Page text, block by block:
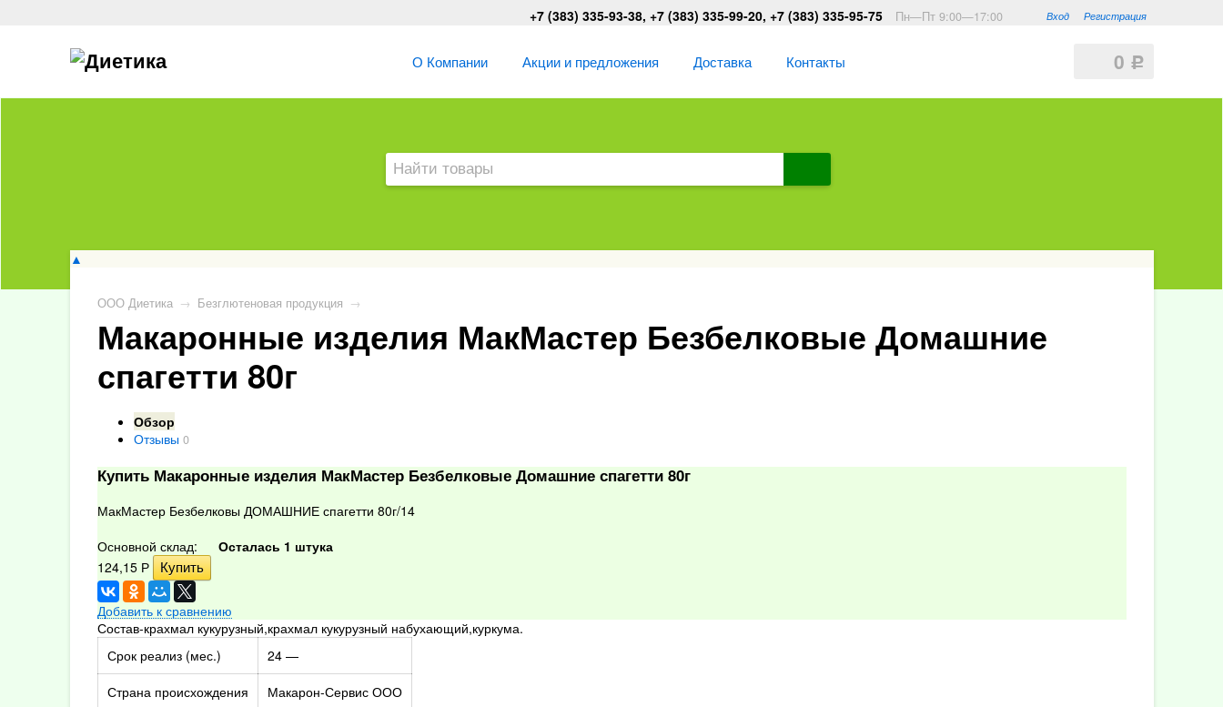
Вход Регистрация
+7 (383) 335-93-38, +7 (383) 335-99-20, +7 (383) 335-95-75 Пн—Пт 9:00—17:00
0 Р
О Компании Акции и предложения Доставка Контакты
▲
ООО Диетика → Безглютеновая продукция →
Макаронные изделия МакМастер Безбелковые Домашние
спагетти 80г
Обзор
Отзывы 0
Купить Макаронные изделия МакМастер Безбелковые Домашние спагетти 80г
МакМастер Безбелковы ДОМАШНИЕ спагетти 80г/14
Основной склад:
Осталась 1 штука
124,15 Р
Добавить к сравнению
Состав-крахмал кукурузный,крахмал кукурузный набухающий,куркума.
Срок реализ (мес.)
24 —
Страна происхождения
Макарон-Сервис ООО